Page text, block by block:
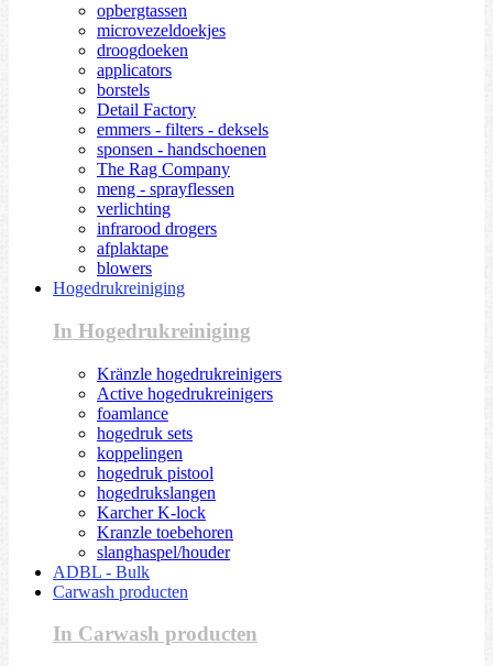
opbergtassen
microvezeldoekjes
droogdoeken
applicators
borstels
Detail Factory
emmers - filters - deksels
sponsen - handschoenen
The Rag Company
meng - sprayflessen
verlichting
infrarood drogers
afplaktape
blowers
Hogedrukreiniging
In Hogedrukreiniging
Kränzle hogedrukreinigers
Active hogedrukreinigers
foamlance
hogedruk sets
koppelingen
hogedruk pistool
hogedrukslangen
Karcher K-lock
Kranzle toebehoren
slanghaspel/houder
ADBL - Bulk
Carwash producten
In Carwash producten